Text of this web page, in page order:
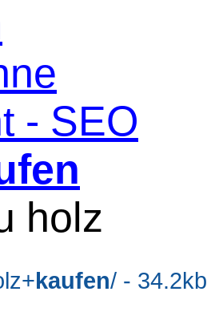
- SEO
holz
kaufen/ - 34.2kb